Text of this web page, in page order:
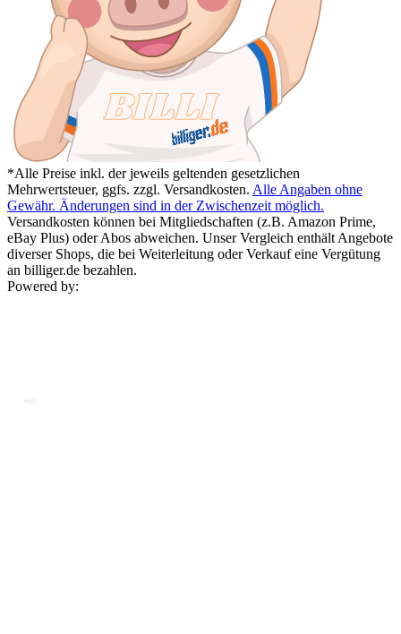
*Alle Preise inkl. der jeweils geltenden gesetzlichen
Mehrwertsteuer, ggfs. zzgl. Versandkosten. Alle Angaben ohne
Gewähr. Änderungen sind in der Zwischenzeit möglich.
Versandkosten können bei Mitgliedschaften (z.B. Amazon Prime,
eBay Plus) oder Abos abweichen. Unser Vergleich enthält Angebote
diverser Shops, die bei Weiterleitung oder Verkauf eine Vergütung
an billiger.de bezahlen.
Powered by: